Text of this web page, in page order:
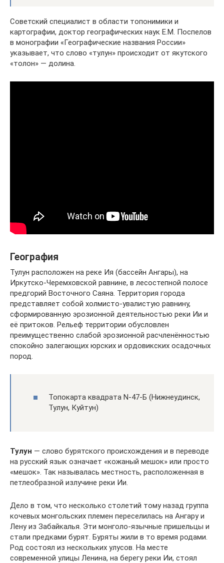
Советский специалист в области топонимики и
картографии, доктор географических наук Е.М. Поспелов
в монографии «Географические названия России»
указывает, что слово «тулун» происходит от якутского
«толон» — долина.
География
Тулун расположен на реке Ия (бассейн Ангары), на
Иркутско-Черемховской равнине, в лесостепной полосе
предгорий Восточного Саяна. Территория города
представляет собой холмисто-увалистую равнину,
сформированную эрозионной деятельностью реки Ии и
её притоков. Рельеф территории обусловлен
преимущественно слабой эрозионной расчленённостью
спокойно залегающих юрских и ордовикских осадочных
пород.
Топокарта квадрата N-47-Б (Нижнеудинск,
Тулун, Куйтун)
Тулун — слово бурятского происхождения и в переводе
на русский язык означает «кожаный мешок» или просто
«мешок». Так называлась местность, расположенная в
петлеобразной излучине реки Ии.
Дело в том, что несколько столетий тому назад группа
кочевых монгольских племен переселилась на Ангару и
Лену из Забайкалья. Эти монголо-язычные пришельцы и
стали предками бурят. Буряты жили в то время родами.
Род состоял из нескольких улусов. На месте
современной улицы Ленина, на берегу реки Ии, стоял